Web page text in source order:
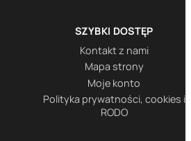
SZYBKI DOSTĘP
Kontakt z nami
Mapa strony
Moje konto
Polityka prywatności, cookies i
RODO